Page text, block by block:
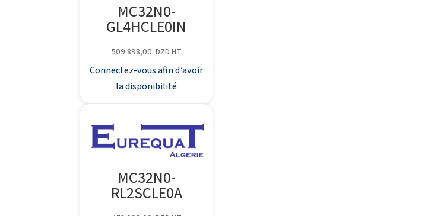
MC32N0-
GL4HCLE0IN
509 898,00 DZD HT
Connectez-vous afin d’avoir
la disponibilité
MC32N0-
RL2SCLE0A